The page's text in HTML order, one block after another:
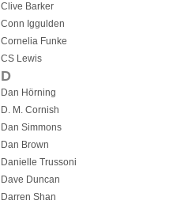
Clive Barker
Conn Iggulden
Cornelia Funke
CS Lewis
D
Dan Hörning
D. M. Cornish
Dan Simmons
Dan Brown
Danielle Trussoni
Dave Duncan
Darren Shan